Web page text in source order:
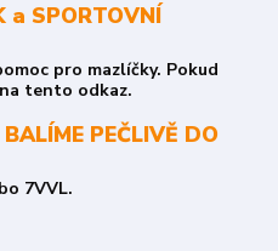
a SPORTOVNÍ
pro mazlíčky. Pokud
tento odkaz.
PEČLIVĚ DO
7VVL.